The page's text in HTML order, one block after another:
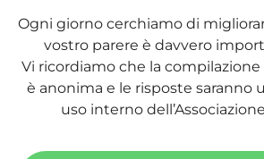
Ogni giorno cerchiamo di
vostro parere è davvero
Vi ricordiamo che la
è anonima e le risposte saranno
uso interno